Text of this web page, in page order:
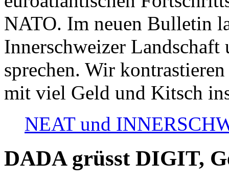
NATO. Im neuen Bulletin
Innerschweizer
sprechen. Wir
mit viel Geld und Kitsch
NEAT und
DADA grüsst DIGIT,